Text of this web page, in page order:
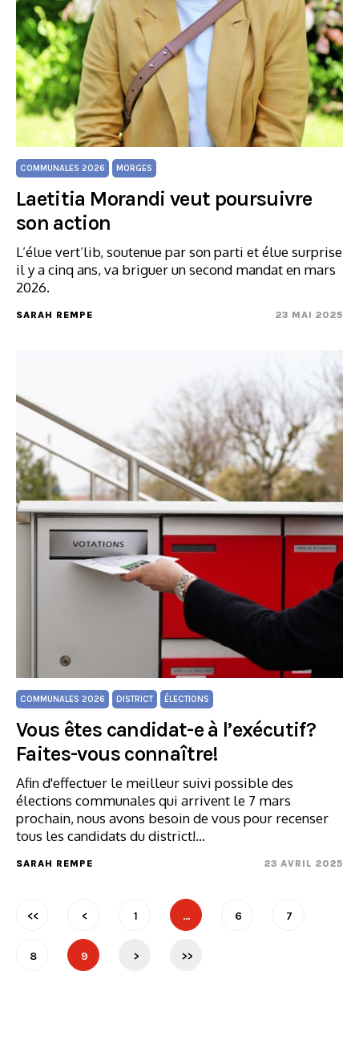
COMMUNALES 2026 MORGES
Laetitia Morandi veut poursuivre
son action
L’élue vert’lib, soutenue par son parti et élue surprise
il y a cinq ans, va briguer un second mandat en mars
2026.
SARAH REMPE 23 MAI 2025
COMMUNALES 2026 DISTRICT ÉLECTIONS
Vous êtes candidat-e à l’exécutif?
Faites-vous connaître!
Afin d'effectuer le meilleur suivi possible des
élections communales qui arrivent le 7 mars
prochain, nous avons besoin de vous pour recenser
tous les candidats du district!…
SARAH REMPE 23 AVRIL 2025
<< < 1 … 6 7
8 9 > >>